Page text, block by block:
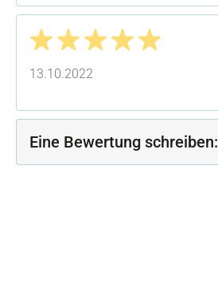
Bewertung mit 5 von 5 Sternen
13.10.2022
Eine Bewertung schreiben: